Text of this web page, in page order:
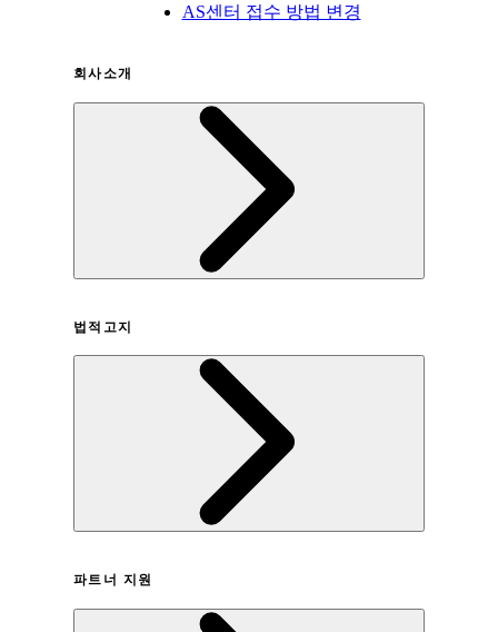
AS센터 접수 방법 변경
회사소개
법적고지
개인정보취급방침
파트너 지원